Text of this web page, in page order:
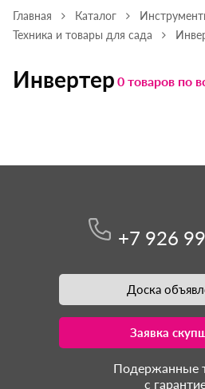
Главная Каталог
Техника и товары для сада
Инвертер 0 товаров по
+7 926
Доска
Заявка
Подержанные
с